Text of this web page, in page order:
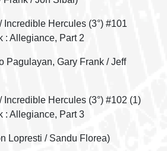
Hercules (3°) #101
: Allegiance, Part 2
Pagulayan, Gary Frank / Jeff
Hercules (3°) #102 (1)
: Allegiance, Part 3
Lopresti / Sandu Florea)